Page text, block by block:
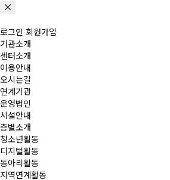
로그인 회원가입
기관소개
센터소개
이용안내
오시는길
연계기관
운영법인
시설안내
층별소개
청소년활동
디지털활동
동아리활동
지역연계활동